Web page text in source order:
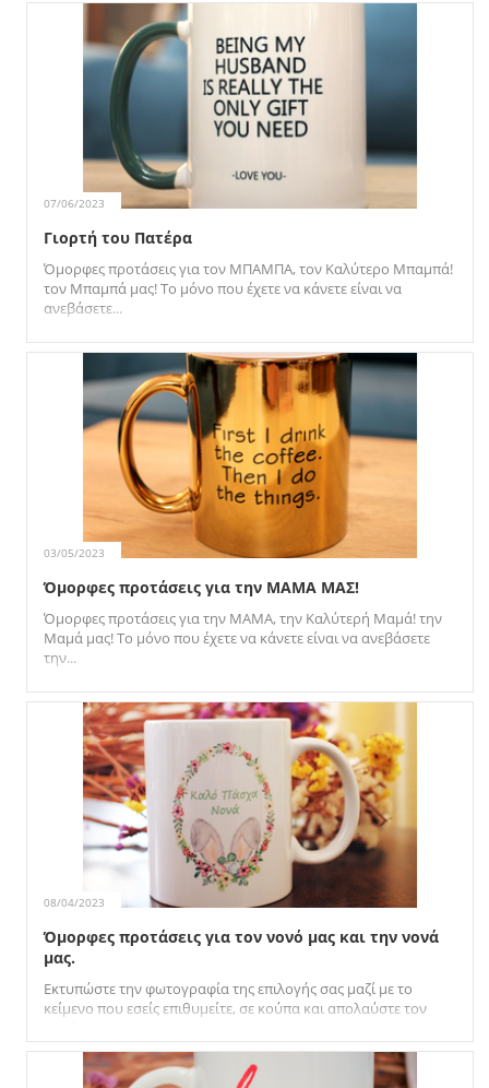
07/06/2023
Γιορτή του Πατέρα
Όμορφες προτάσεις για τον ΜΠΑΜΠΑ, τον Καλύτερο Μπαμπά!
τον Μπαμπά μας! Το μόνο που έχετε να κάνετε είναι να
ανεβάσετε...
03/05/2023
Όμορφες προτάσεις για την ΜΑΜΑ ΜΑΣ!
Όμορφες προτάσεις για την ΜΑΜΑ, την Καλύτερή Μαμά! την
Μαμά μας! Το μόνο που έχετε να κάνετε είναι να ανεβάσετε
την...
08/04/2023
Όμορφες προτάσεις για τον νονό μας και την νονά
μας.
Εκτυπώστε την φωτογραφία της επιλογής σας μαζί με το
κείμενο που εσείς επιθυμείτε, σε κούπα και απολαύστε τον